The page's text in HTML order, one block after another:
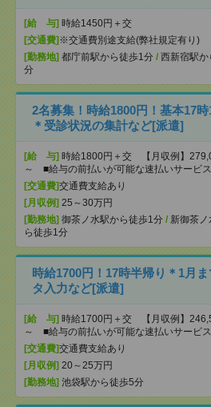
[給 与] 時給1450円＋交
[交通費] ※交通費別途支給(弊社規定有り)
[勤務地] 都庁前駅から徒歩1分 / 西新宿駅か
分
2名募集！時給1800円！基本17
＊受診状況の集計など[派遣]
[給 与] 時給1800円＋交 【月収例】
～ ■給与の前払いが可能な速払いサービ
[交通費]交通費支給あり
[月収例] 25～30万円
[勤務地] 御茶ノ水駅から徒歩1分 / 新御茶
ら徒歩1分
時給1700円！17時半帰り＊1月
タ入力など[派遣]
[給 与] 時給1700円＋交 【月収例】
～ ■給与の前払いが可能な速払いサービ
[交通費]交通費支給あり
[月収例] 20～25万円
[勤務地] 池袋駅から徒歩5分